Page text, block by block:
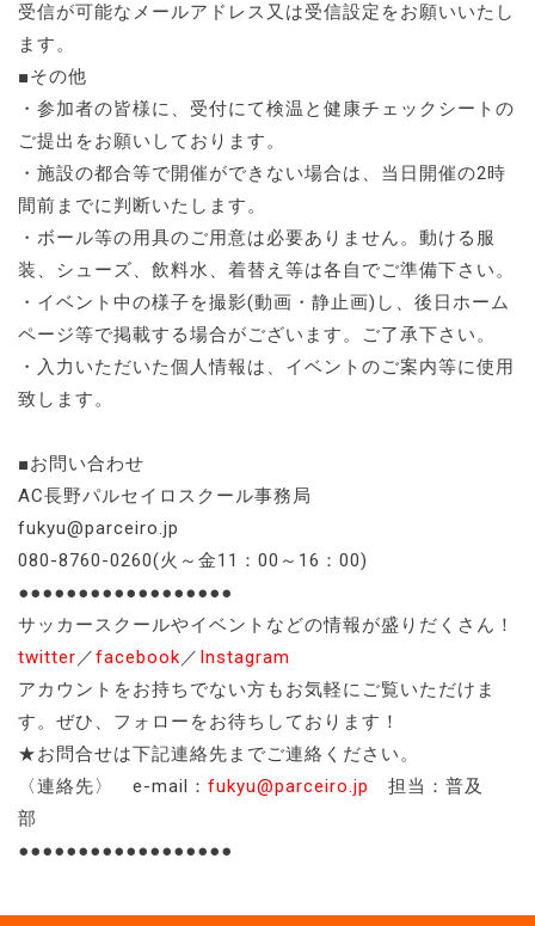
受信が可能なメールアドレス又は受信設定をお願いいたし
ます。
■その他
・参加者の皆様に、受付にて検温と健康チェックシートの
ご提出をお願いしております。
・施設の都合等で開催ができない場合は、当日開催の2時
間前までに判断いたします。
・ボール等の用具のご用意は必要ありません。動ける服
装、シューズ、飲料水、着替え等は各自でご準備下さい。
・イベント中の様子を撮影(動画・静止画)し、後日ホーム
ページ等で掲載する場合がございます。ご了承下さい。
・入力いただいた個人情報は、イベントのご案内等に使用
致します。
■お問い合わせ
AC長野パルセイロスクール事務局
fukyu@parceiro.jp
080-8760-0260(火～金11：00～16：00)
●●●●●●●●●●●●●●●●●●
サッカースクールやイベントなどの情報が盛りだくさん！
twitter／facebook／ Instagram
アカウントをお持ちでない方もお気軽にご覧いただけま
す。ぜひ、フォローをお待ちしております！
★お問合せは下記連絡先までご連絡ください。
〈連絡先〉 e-mail： fukyu@parceiro.jp
担当：普及
部
●●●●●●●●●●●●●●●●●●